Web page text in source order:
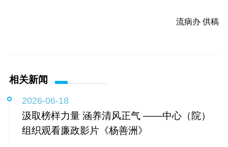
流病办 供稿
相关新闻
2026-06-18
汲取榜样力量 涵养清风正气 ——中心（院）
组织观看廉政影片《杨善洲》